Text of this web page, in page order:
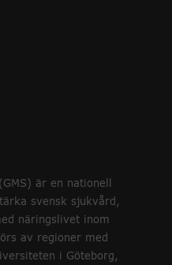
är en nationell
svensk sjukvård,
näringslivet inom
av regioner med
i Göteborg,